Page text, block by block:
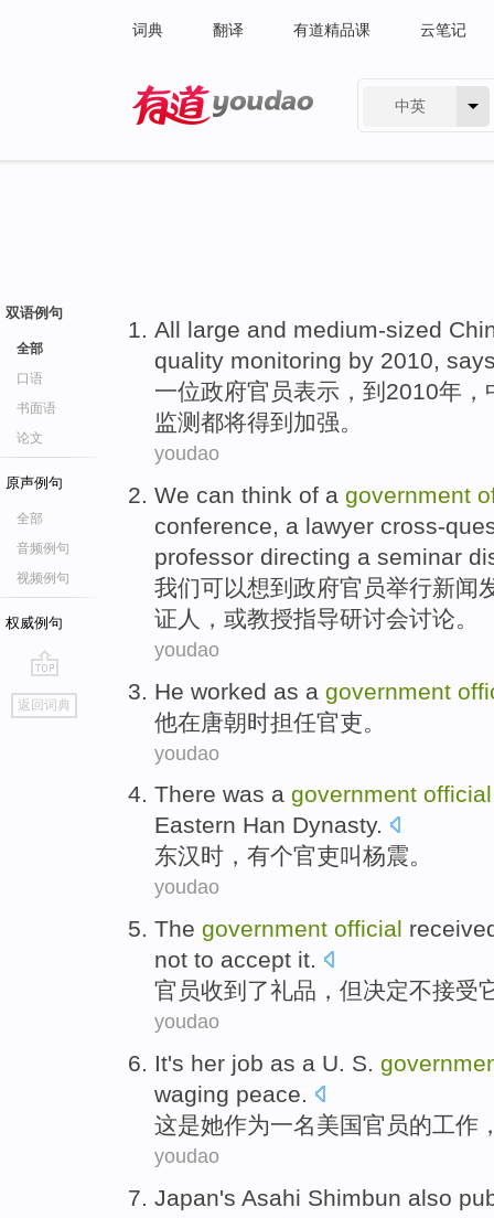
词典 翻译 有道精品课 云笔记
中英
双语例句
全部
口语
书面语
论文
原声例句
全部
音频例句
视频例句
权威例句
go
top
返回词典
All large and medium-sized
quality monitoring by 2010,
一位政府官员表示 ， 到 2010年，
监测 都将得到 加强。
youdao
We can think of a government
conference, a lawyer cross-
professor directing a seminar
我们可以想到 政府官员举行新闻
证人， 或教授指导研讨会讨论。
youdao
He worked as a government
他在唐朝时担任官吏。
youdao
There was a government official
Eastern Han Dynasty.
东汉时，有个官吏叫杨震。
youdao
The government official
not to accept it.
官员收到 了礼品 ， 但决定不接受
youdao
It's her job as a U. S.
waging peace.
这是她作为一名美国官员的工作
youdao
Japan's Asahi Shimbun also